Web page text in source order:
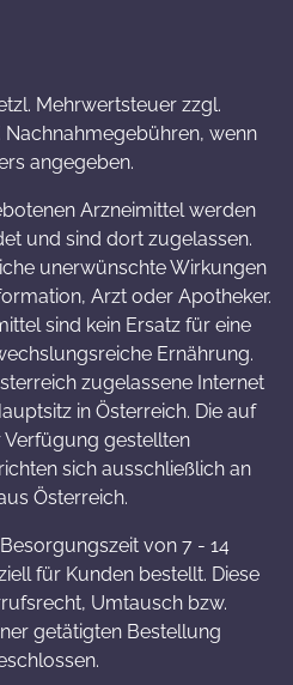
Mehrwertsteuer zzgl.
Nachnahmegebühren, wenn
angegeben.
Arzneimittel werden
und sind dort zugelassen.
unerwünschte Wirkungen
Arzt oder Apotheker.
sind kein Ersatz für eine
Ernährung.
zugelassene Internet
in Österreich. Die auf
Verfügung gestellten
sich ausschließlich an
Österreich.
von 7 - 14
für Kunden bestellt. Diese
Umtausch bzw.
getätigten Bestellung